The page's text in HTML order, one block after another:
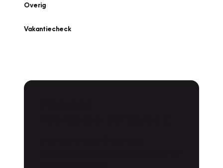
Overig
Vakantiecheck